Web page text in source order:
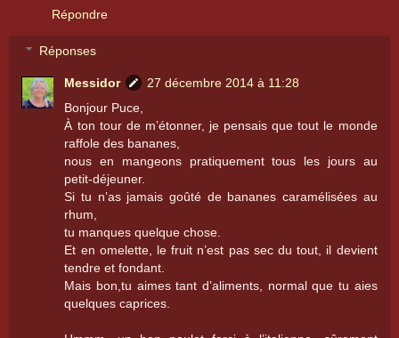
Répondre
Réponses
Messidor
27 décembre 2014 à 11:28
Bonjour Puce,
À ton tour de m’étonner, je pensais que tout le monde
raffole des bananes,
nous en mangeons pratiquement tous les jours au
petit-déjeuner.
Si tu n’as jamais goûté de bananes caramélisées au
rhum,
tu manques quelque chose.
Et en omelette, le fruit n’est pas sec du tout, il devient
tendre et fondant.
Mais bon,tu aimes tant d’aliments, normal que tu aies
quelques caprices.